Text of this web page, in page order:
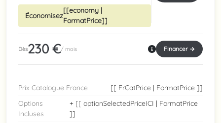
Économisez
[[economy |
FormatPrice]]
Dès230 €/ mois Financer →
Prix Catalogue France
[[ FrCatPrice | FormatPrice ]]
Options
Incluses
+ [[ optionSelectedPriceICI | FormatPrice
]]